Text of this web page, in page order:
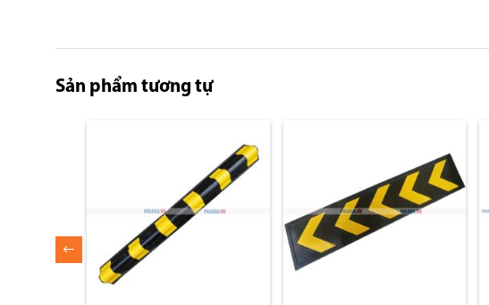
beginning
the
Sản phẩm tương tự